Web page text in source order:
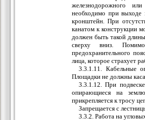
железнодорожного
необходимо при выходе
кронштейн. При
канатом к конструкции
должен быть такой
сверху вниз.
предохранительного
лица, которое страхует
3.3.1.11. Кабельные
Площадки не должны
3.3.1.12. При
опирающиеся на
прикрепляется к тросу
Запрещается с
3.3.2. Работа на